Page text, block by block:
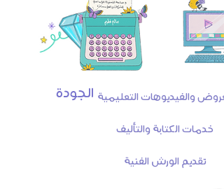
الجودة العروض والفيديوهات التعليمية
خدمات الكتابة والتأليف
تقديم الورش الفنية